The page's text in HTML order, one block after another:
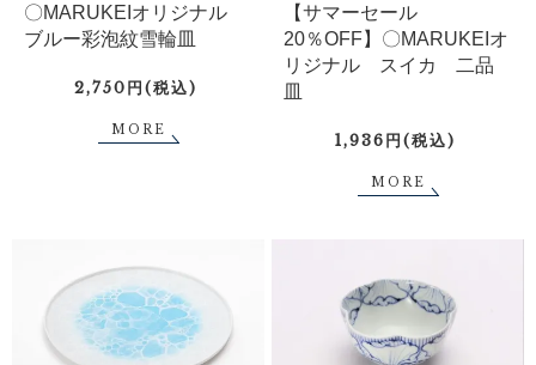
〇MARUKEIオリジナル
ブルー彩泡紋雪輪皿
2,750円(税込)
MORE
【サマーセール
20％OFF】〇MARUKEIオ
リジナル スイカ 二品
皿
1,936円(税込)
MORE